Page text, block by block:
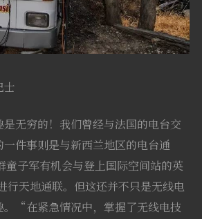
士
无穷的！我们曾经与法国的电台交
件事则是与新西兰地区的电台通
子军有机会与登上国际空间站的英
行天地通联。但这还并不只是无线电
。“在紧急情况中，掌握了无线电技